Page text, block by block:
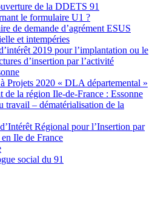
de la DDETS 91
le formulaire U1 ?
de demande d’agrément ESUS
et intempéries
2019 pour l’implantation ou le
d’insertion par l’activité
Projets 2020 « DLA départemental »
de la région Ile-de-France : Essonne
travail – dématérialisation de la
Régional pour l’Insertion par
Ile de France
social du 91